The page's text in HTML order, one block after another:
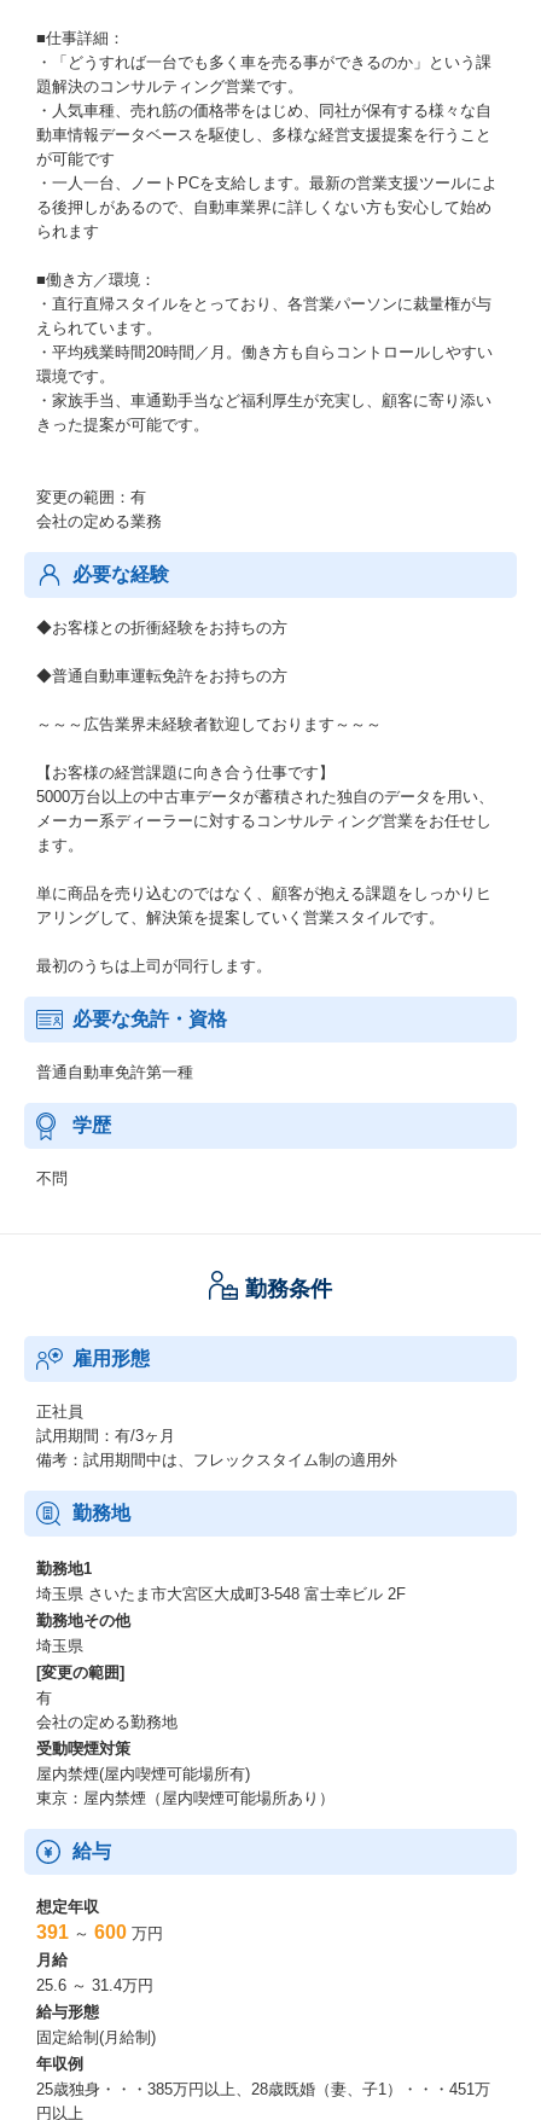
■仕事詳細：
・「どうすれば一台でも多く車を売る事ができるのか」という課
題解決のコンサルティング営業です。
・人気車種、売れ筋の価格帯をはじめ、同社が保有する様々な自
動車情報データベースを駆使し、多様な経営支援提案を行うこと
が可能です
・一人一台、ノートPCを支給します。最新の営業支援ツールによ
る後押しがあるので、自動車業界に詳しくない方も安心して始め
られます
■働き方／環境：
・直行直帰スタイルをとっており、各営業パーソンに裁量権が与
えられています。
・平均残業時間20時間／月。働き方も自らコントロールしやすい
環境です。
・家族手当、車通勤手当など福利厚生が充実し、顧客に寄り添い
きった提案が可能です。
変更の範囲：有
会社の定める業務
必要な経験
◆お客様との折衝経験をお持ちの方
◆普通自動車運転免許をお持ちの方
～～～広告業界未経験者歓迎しております～～～
【お客様の経営課題に向き合う仕事です】
5000万台以上の中古車データが蓄積された独自のデータを用い、
メーカー系ディーラーに対するコンサルティング営業をお任せし
ます。
単に商品を売り込むのではなく、顧客が抱える課題をしっかりヒ
アリングして、解決策を提案していく営業スタイルです。
最初のうちは上司が同行します。
必要な免許・資格
普通自動車免許第一種
学歴
不問
勤務条件
雇用形態
正社員
試用期間：有/3ヶ月
備考：試用期間中は、フレックスタイム制の適用外
勤務地
勤務地1
埼玉県 さいたま市大宮区大成町3-548 富士幸ビル 2F
勤務地その他
埼玉県
[変更の範囲]
有
会社の定める勤務地
受動喫煙対策
屋内禁煙(屋内喫煙可能場所有)
東京：屋内禁煙（屋内喫煙可能場所あり）
給与
想定年収
391 ～ 600 万円
月給
25.6 ～ 31.4万円
給与形態
固定給制(月給制)
年収例
25歳独身・・・385万円以上、28歳既婚（妻、子1）・・・451万
円以上